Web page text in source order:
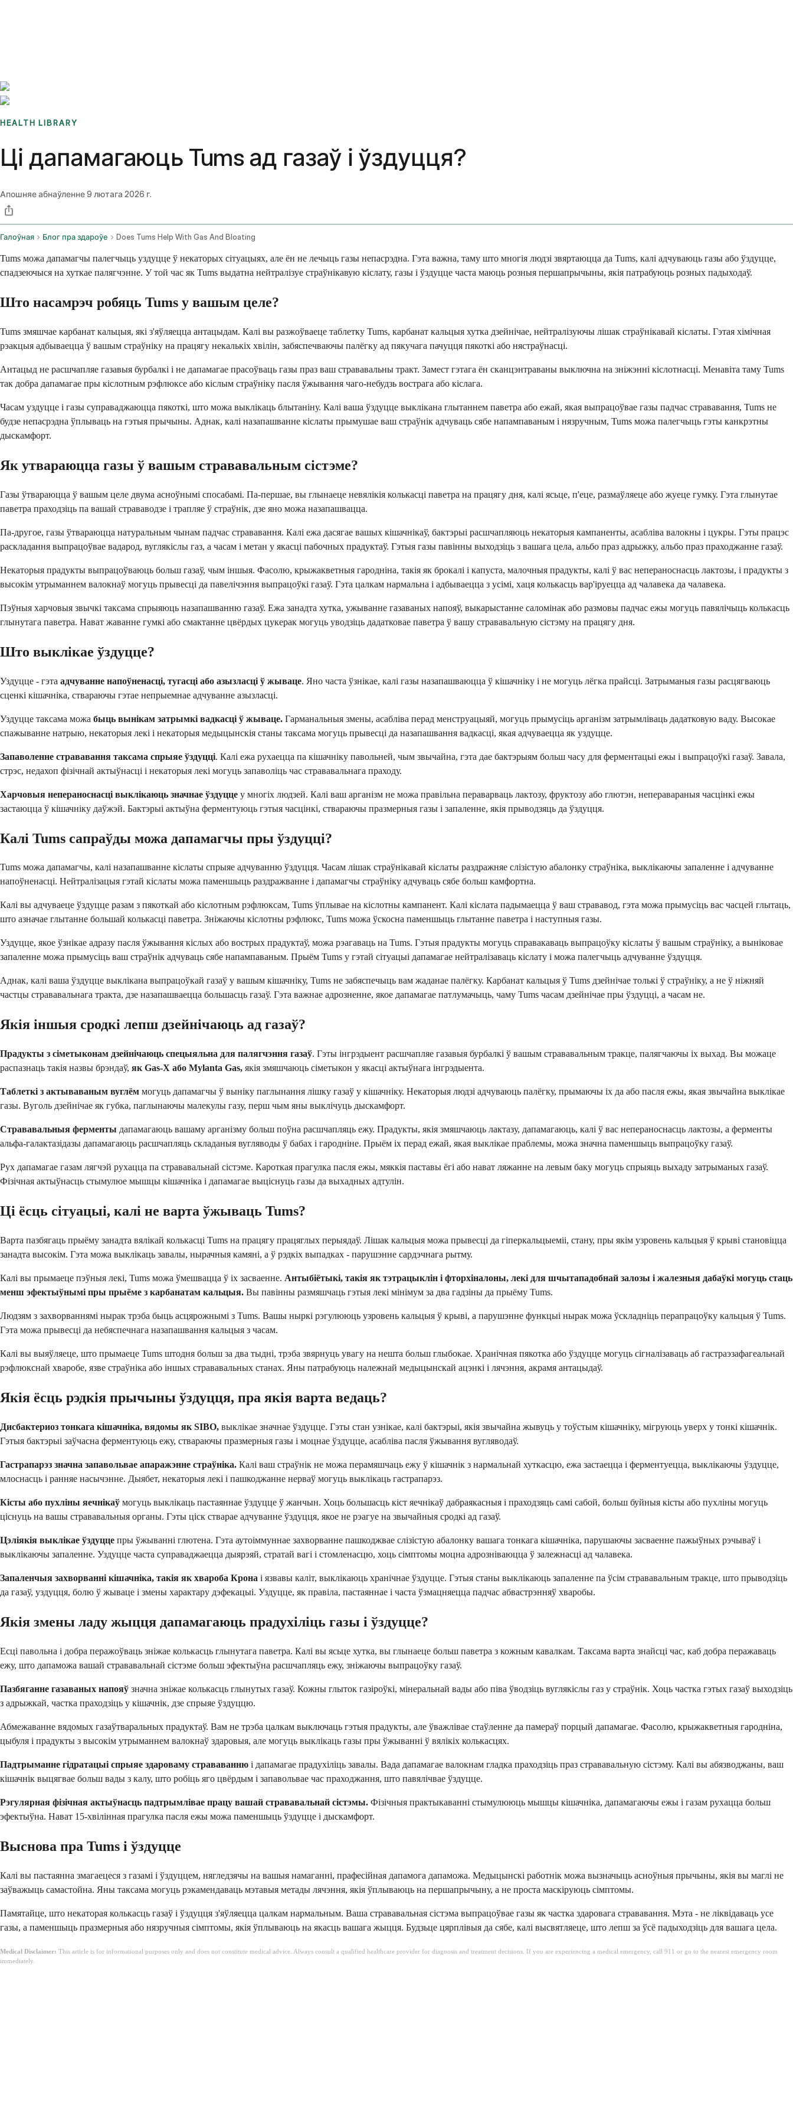
HEALTH LIBRARY
Ці дапамагаюць Tums ад газаў і ўздуцця?
Апошняе абнаўленне9 лютага 2026 г.
Галоўная Блог пра здароўе Does Tums Help With Gas And Bloating
Tums можа дапамагчы палегчыць уздуцце ў некаторых сітуацыях, але ён не лечыць газы непасрэдна. Гэта важна, таму што многія людзі звяртаюцца да Tums, калі адчуваюць газы або ўздуцце,
спадзеючыся на хуткае палягчэнне. У той час як Tums выдатна нейтралізуе страўнікавую кіслату, газы і ўздуцце часта маюць розныя першапрычыны, якія патрабуюць розных падыходаў.
Што насамрэч робяць Tums у вашым целе?
Tums змяшчае карбанат кальцыя, які з'яўляецца антацыдам. Калі вы разжоўваеце таблетку Tums, карбанат кальцыя хутка дзейнічае, нейтралізуючы лішак страўнікавай кіслаты. Гэтая хімічная
рэакцыя адбываецца ў вашым страўніку на працягу некалькіх хвілін, забяспечваючы палёгку ад пякучага пачуцця пякоткі або нястраўнасці.
Антацыд не расшчапляе газавыя бурбалкі і не дапамагае прасоўваць газы праз ваш стрававальны тракт. Замест гэтага ён сканцэнтраваны выключна на зніжэнні кіслотнасці. Менавіта таму Tums
так добра дапамагае пры кіслотным рэфлюксе або кіслым страўніку пасля ўжывання чаго-небудзь вострага або кіслага.
Часам уздуцце і газы суправаджаюцца пякоткі, што можа выклікаць блытаніну. Калі ваша ўздуцце выклікана глытаннем паветра або ежай, якая выпрацоўвае газы падчас стрававання, Tums не
будзе непасрэдна ўплываць на гэтыя прычыны. Аднак, калі назапашванне кіслаты прымушае ваш страўнік адчуваць сябе напампаваным і нязручным, Tums можа палегчыць гэты канкрэтны
дыскамфорт.
Як утвараюцца газы ў вашым стрававальным сістэме?
Газы ўтвараюцца ў вашым целе двума асноўнымі спосабамі. Па-першае, вы глынаеце невялікія колькасці паветра на працягу дня, калі ясьце, п'еце, размаўляеце або жуеце гумку. Гэта глынутае
паветра праходзіць па вашай страваводзе і трапляе ў страўнік, дзе яно можа назапашвацца.
Па-другое, газы ўтвараюцца натуральным чынам падчас стрававання. Калі ежа дасягае вашых кішачнікаў, бактэрыі расшчапляюць некаторыя кампаненты, асабліва валокны і цукры. Гэты працэс
раскладання выпрацоўвае вадарод, вуглякіслы газ, а часам і метан у якасці пабочных прадуктаў. Гэтыя газы павінны выходзіць з вашага цела, альбо праз адрыжку, альбо праз праходжанне газаў.
Некаторыя прадукты выпрацоўваюць больш газаў, чым іншыя. Фасолю, крыжакветныя гародніна, такія як брокалі і капуста, малочныя прадукты, калі ў вас непераноснасць лактозы, і прадукты з
высокім утрыманнем валокнаў могуць прывесці да павелічэння выпрацоўкі газаў. Гэта цалкам нармальна і адбываецца з усімі, хаця колькасць вар'іруецца ад чалавека да чалавека.
Пэўныя харчовыя звычкі таксама спрыяюць назапашванню газаў. Ежа занадта хутка, ужыванне газаваных напояў, выкарыстанне саломінак або размовы падчас ежы могуць павялічыць колькасць
глынутага паветра. Нават жаванне гумкі або смактанне цвёрдых цукерак могуць уводзіць дадатковае паветра ў вашу стрававальную сістэму на працягу дня.
Што выклікае ўздуцце?
Уздуцце - гэта адчуванне напоўненасці, тугасці або азызласці ў жываце. Яно часта ўзнікае, калі газы назапашваюцца ў кішачніку і не могуць лёгка прайсці. Затрыманыя газы расцягваюць
сценкі кішачніка, ствараючы гэтае непрыемнае адчуванне азызласці.
Уздуцце таксама можа быць вынікам затрымкі вадкасці ў жываце. Гарманальныя змены, асабліва перад менструацыяй, могуць прымусіць арганізм затрымліваць дадатковую ваду. Высокае
спажыванне натрыю, некаторыя лекі і некаторыя медыцынскія станы таксама могуць прывесці да назапашвання вадкасці, якая адчуваецца як уздуцце.
Запаволенне стрававання таксама спрыяе ўздуцці. Калі ежа рухаецца па кішачніку павольней, чым звычайна, гэта дае бактэрыям больш часу для ферментацыі ежы і выпрацоўкі газаў. Завала,
стрэс, недахоп фізічнай актыўнасці і некаторыя лекі могуць запаволіць час стрававальнага праходу.
Харчовыя непераноснасці выклікаюць значнае ўздуцце у многіх людзей. Калі ваш арганізм не можа правільна пераварваць лактозу, фруктозу або глютэн, неперавараныя часцінкі ежы
застаюцца ў кішачніку даўжэй. Бактэрыі актыўна ферментуюць гэтыя часцінкі, ствараючы празмерныя газы і запаленне, якія прыводзяць да ўздуцця.
Калі Tums сапраўды можа дапамагчы пры ўздуцці?
Tums можа дапамагчы, калі назапашванне кіслаты спрыяе адчуванню ўздуцця. Часам лішак страўнікавай кіслаты раздражняе слізістую абалонку страўніка, выклікаючы запаленне і адчуванне
напоўненасці. Нейтралізацыя гэтай кіслаты можа паменшыць раздражванне і дапамагчы страўніку адчуваць сябе больш камфортна.
Калі вы адчуваеце ўздуцце разам з пякоткай або кіслотным рэфлюксам, Tums ўплывае на кіслотны кампанент. Калі кіслата падымаецца ў ваш стрававод, гэта можа прымусіць вас часцей глытаць,
што азначае глытанне большай колькасці паветра. Зніжаючы кіслотны рэфлюкс, Tums можа ўскосна паменшыць глытанне паветра і наступныя газы.
Уздуцце, якое ўзнікае адразу пасля ўжывання кіслых або вострых прадуктаў, можа рэагаваць на Tums. Гэтыя прадукты могуць справакаваць выпрацоўку кіслаты ў вашым страўніку, а выніковае
запаленне можа прымусіць ваш страўнік адчуваць сябе напампаваным. Прыём Tums у гэтай сітуацыі дапамагае нейтралізаваць кіслату і можа палегчыць адчуванне ўздуцця.
Аднак, калі ваша ўздуцце выклікана выпрацоўкай газаў у вашым кішачніку, Tums не забяспечыць вам жаданае палёгку. Карбанат кальцыя ў Tums дзейнічае толькі ў страўніку, а не ў ніжняй
частцы стрававальнага тракта, дзе назапашваецца большасць газаў. Гэта важнае адрозненне, якое дапамагае патлумачыць, чаму Tums часам дзейнічае пры ўздуцці, а часам не.
Якія іншыя сродкі лепш дзейнічаюць ад газаў?
Прадукты з сіметыконам дзейнічаюць спецыяльна для палягчэння газаў. Гэты інгрэдыент расшчапляе газавыя бурбалкі ў вашым стрававальным тракце, палягчаючы іх выхад. Вы можаце
распазнаць такія назвы брэндаў, як Gas-X або Mylanta Gas, якія змяшчаюць сіметыкон у якасці актыўнага інгрэдыента.
Таблеткі з актываваным вуглём могуць дапамагчы ў выніку паглынання лішку газаў у кішачніку. Некаторыя людзі адчуваюць палёгку, прымаючы іх да або пасля ежы, якая звычайна выклікае
газы. Вуголь дзейнічае як губка, паглынаючы малекулы газу, перш чым яны выклічуць дыскамфорт.
Стрававальныя ферменты дапамагаюць вашаму арганізму больш поўна расшчапляць ежу. Прадукты, якія змяшчаюць лактазу, дапамагаюць, калі ў вас непераноснасць лактозы, а ферменты
альфа-галактазідазы дапамагаюць расшчапляць складаныя вугляводы ў бабах і гародніне. Прыём іх перад ежай, якая выклікае праблемы, можа значна паменшыць выпрацоўку газаў.
Рух дапамагае газам лягчэй рухацца па стрававальнай сістэме. Кароткая прагулка пасля ежы, мяккія паставы ёгі або нават ляжанне на левым баку могуць спрыяць выхаду затрыманых газаў.
Фізічная актыўнасць стымулюе мышцы кішачніка і дапамагае выціснуць газы да выхадных адтулін.
Ці ёсць сітуацыі, калі не варта ўжываць Tums?
Варта пазбягаць прыёму занадта вялікай колькасці Tums на працягу працяглых перыядаў. Лішак кальцыя можа прывесці да гіперкальцыеміі, стану, пры якім узровень кальцыя ў крыві становіцца
занадта высокім. Гэта можа выклікаць завалы, нырачныя камяні, а ў рэдкіх выпадках - парушэнне сардэчнага рытму.
Калі вы прымаеце пэўныя лекі, Tums можа ўмешвацца ў іх засваенне. Антыбіётыкі, такія як тэтрацыклін і фторхіналоны, лекі для шчытападобнай залозы і жалезныя дабаўкі могуць стаць
менш эфектыўнымі пры прыёме з карбанатам кальцыя. Вы павінны размяшчаць гэтыя лекі мінімум за два гадзіны да прыёму Tums.
Людзям з захворваннямі нырак трэба быць асцярожнымі з Tums. Вашы ныркі рэгулююць узровень кальцыя ў крыві, а парушэнне функцыі нырак можа ўскладніць перапрацоўку кальцыя ў Tums.
Гэта можа прывесці да небяспечнага назапашвання кальцыя з часам.
Калі вы выяўляеце, што прымаеце Tums штодня больш за два тыдні, трэба звярнуць увагу на нешта больш глыбокае. Хранічная пякотка або ўздуцце могуць сігналізаваць аб гастраэзафагеальнай
рэфлюкснай хваробе, язве страўніка або іншых стрававальных станах. Яны патрабуюць належнай медыцынскай ацэнкі і лячэння, акрамя антацыдаў.
Якія ёсць рэдкія прычыны ўздуцця, пра якія варта ведаць?
Дисбактериоз тонкага кішачніка, вядомы як SIBO, выклікае значнае ўздуцце. Гэты стан узнікае, калі бактэрыі, якія звычайна жывуць у тоўстым кішачніку, мігруюць уверх у тонкі кішачнік.
Гэтыя бактэрыі заўчасна ферментуюць ежу, ствараючы празмерныя газы і моцнае ўздуцце, асабліва пасля ўжывання вугляводаў.
Гастрапарэз значна запавольвае апаражэнне страўніка. Калі ваш страўнік не можа перамяшчаць ежу ў кішачнік з нармальнай хуткасцю, ежа застаецца і ферментуецца, выклікаючы ўздуцце,
млоснасць і ранняе насычэнне. Дыябет, некаторыя лекі і пашкоджанне нерваў могуць выклікаць гастрапарэз.
Кісты або пухліны яечнікаў могуць выклікаць пастаяннае ўздуцце ў жанчын. Хоць большасць кіст яечнікаў дабраякасныя і праходзяць самі сабой, больш буйныя кісты або пухліны могуць
ціснуць на вашы стрававальныя органы. Гэты ціск стварае адчуванне ўздуцця, якое не рэагуе на звычайныя сродкі ад газаў.
Цэліякія выклікае ўздуцце пры ўжыванні глютена. Гэта аутоіммуннае захворванне пашкоджвае слізістую абалонку вашага тонкага кішачніка, парушаючы засваенне пажыўных рэчываў і
выклікаючы запаленне. Уздуцце часта суправаджаецца дыярэяй, стратай вагі і стомленасцю, хоць сімптомы моцна адрозніваюцца ў залежнасці ад чалавека.
Запаленчыя захворванні кішачніка, такія як хвароба Крона і язвавы каліт, выклікаюць хранічнае ўздуцце. Гэтыя станы выклікаюць запаленне па ўсім стрававальным тракце, што прыводзіць
да газаў, уздуцця, болю ў жываце і змены характару дэфекацыі. Уздуцце, як правіла, пастаяннае і часта ўзмацняецца падчас абвастрэнняў хваробы.
Якія змены ладу жыцця дапамагаюць прадухіліць газы і ўздуцце?
Есці павольна і добра перажоўваць зніжае колькасць глынутага паветра. Калі вы ясьце хутка, вы глынаеце больш паветра з кожным кавалкам. Таксама варта знайсці час, каб добра перажаваць
ежу, што дапаможа вашай стрававальнай сістэме больш эфектыўна расшчапляць ежу, зніжаючы выпрацоўку газаў.
Пазбяганне газаваных напояў значна зніжае колькасць глынутых газаў. Кожны глыток газіроўкі, мінеральнай вады або піва ўводзіць вуглякіслы газ у страўнік. Хоць частка гэтых газаў выходзіць
з адрыжкай, частка праходзіць у кішачнік, дзе спрыяе ўздуццю.
Абмежаванне вядомых газаўтваральных прадуктаў. Вам не трэба цалкам выключаць гэтыя прадукты, але ўважлівае стаўленне да памераў порцый дапамагае. Фасолю, крыжакветныя гародніна,
цыбуля і прадукты з высокім утрыманнем валокнаў здаровыя, але могуць выклікаць газы пры ўжыванні ў вялікіх колькасцях.
Падтрыманне гідратацыі спрыяе здароваму страваванню і дапамагае прадухіліць завалы. Вада дапамагае валокнам гладка праходзіць праз стрававальную сістэму. Калі вы абязводжаны, ваш
кішачнік выцягвае больш вады з калу, што робіць яго цвёрдым і запавольвае час праходжання, што павялічвае ўздуцце.
Рэгулярная фізічная актыўнасць падтрымлівае працу вашай стрававальнай сістэмы. Фізічныя практыкаванні стымулююць мышцы кішачніка, дапамагаючы ежы і газам рухацца больш
эфектыўна. Нават 15-хвілінная прагулка пасля ежы можа паменшыць ўздуцце і дыскамфорт.
Выснова пра Tums і ўздуцце
Калі вы пастаянна змагаецеся з газамі і ўздуццем, нягледзячы на ​​вашыя намаганні, прафесійная дапамога дапаможа. Медыцынскі работнік можа вызначыць асноўныя прычыны, якія вы маглі не
заўважыць самастойна. Яны таксама могуць рэкамендаваць мэтавыя метады лячэння, якія ўплываюць на першапрычыну, а не проста маскіруюць сімптомы.
Памятайце, што некаторая колькасць газаў і ўздуцця з'яўляецца цалкам нармальным. Ваша стрававальная сістэма выпрацоўвае газы як частка здаровага стрававання. Мэта - не ліквідаваць усе
газы, а паменшыць празмерныя або нязручныя сімптомы, якія ўплываюць на якасць вашага жыцця. Будзьце цярплівыя да сябе, калі высвятляеце, што лепш за ўсё падыходзіць для вашага цела.
Medical Disclaimer: This article is for informational purposes only and does not constitute medical advice. Always consult a qualified healthcare provider for diagnosis and treatment decisions. If you are experiencing a medical emergency, call 911 or go to the nearest emergency room
immediately.